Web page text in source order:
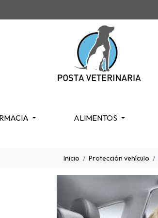
ALIMENTOS
Inicio Protección vehículo